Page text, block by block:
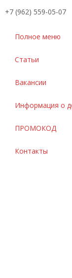
+7 (962) 559-05-07
Полное меню
Статьи
Вакансии
Информация о
ПРОМОКОД
Контакты